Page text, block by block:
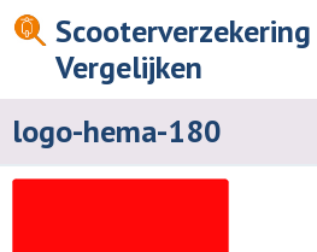
Scooterverzekering
Vergelijken
logo-hema-180